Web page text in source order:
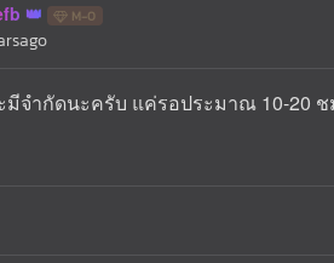
M-0
มีจำกัดนะครับ แค่รอประมาณ 10-20